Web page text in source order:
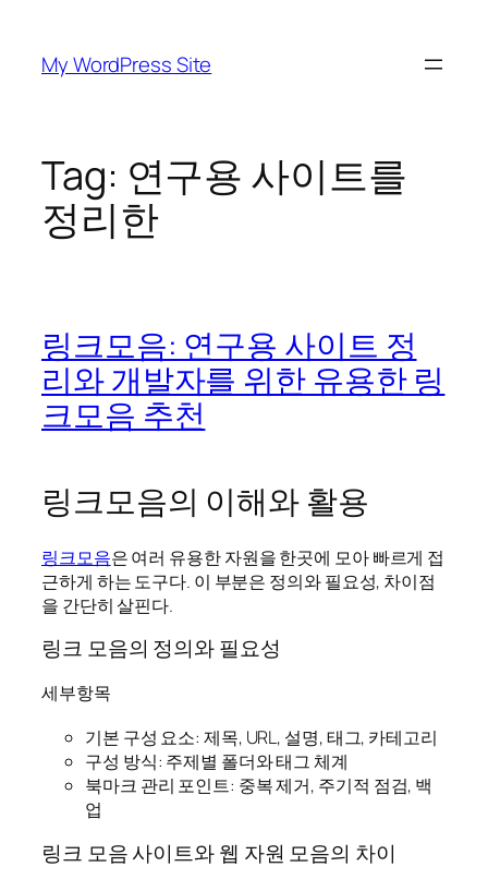
content
My WordPress Site
Tag: 연구용 사이트를
정리한
링크모음: 연구용 사이트 정
리와 개발자를 위한 유용한 링
크모음 추천
링크모음의 이해와 활용
링크모음은 여러 유용한 자원을 한곳에 모아 빠르게 접
근하게 하는 도구다. 이 부분은 정의와 필요성, 차이점
을 간단히 살핀다.
링크 모음의 정의와 필요성
세부항목
기본 구성 요소: 제목, URL, 설명, 태그, 카테고리
구성 방식: 주제별 폴더와 태그 체계
북마크 관리 포인트: 중복 제거, 주기적 점검, 백
업
링크 모음 사이트와 웹 자원 모음의 차이